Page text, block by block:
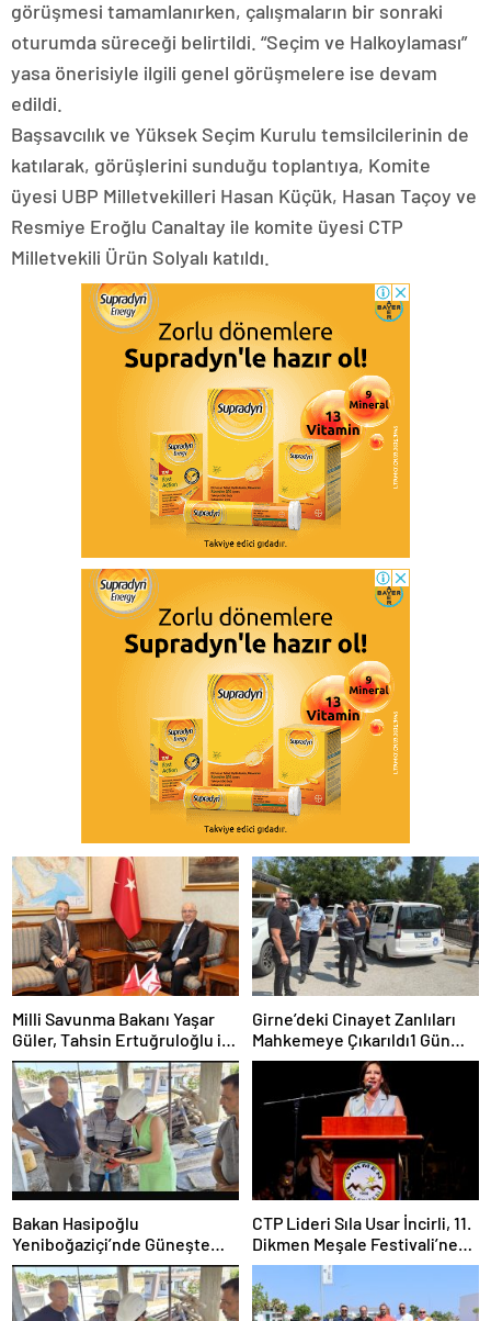
görüşmesi tamamlanırken, çalışmaların bir sonraki
oturumda süreceği belirtildi. “Seçim ve Halkoylaması”
yasa önerisiyle ilgili genel görüşmelere ise devam
edildi.
Başsavcılık ve Yüksek Seçim Kurulu temsilcilerinin de
katılarak, görüşlerini sunduğu toplantıya, Komite
üyesi UBP Milletvekilleri Hasan Küçük, Hasan Taçoy ve
Resmiye Eroğlu Canaltay ile komite üyesi CTP
Milletvekili Ürün Solyalı katıldı.
Milli Savunma Bakanı Yaşar
Güler, Tahsin Ertuğruloğlu ile
Bir Araya Geldi
Girne’deki Cinayet Zanlıları
Mahkemeye Çıkarıldı1 Gün
Tutukluluk Kararı
Bakan Hasipoğlu
Yeniboğaziçi’nde Güneşte
Çalışma Yasağı Denetimlerine
Katıldı
CTP Lideri Sıla Usar İncirli, 11.
Dikmen Meşale Festivali’ne
Katıldı